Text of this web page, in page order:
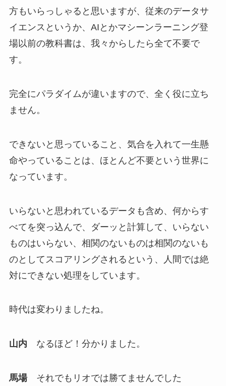
方もいらっしゃると思いますが、従来のデータサ
イエンスというか、AIとかマシーンラーニング登
場以前の教科書は、我々からしたら全て不要で
す。
完全にパラダイムが違いますので、全く役に立ち
ません。
できないと思っていること、気合を入れて一生懸
命やっていることは、ほとんど不要という世界に
なっています。
いらないと思われているデータも含め、何からす
べてを突っ込んで、ダーッと計算して、いらない
ものはいらない、相関のないものは相関のないも
のとしてスコアリングされるという、人間では絶
対にできない処理をしています。
時代は変わりましたね。
山内 なるほど！分かりました。
馬場それでもリオでは勝てませんでした